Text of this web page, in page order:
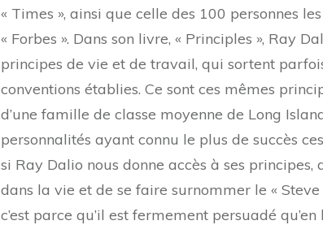
« Times », ainsi que celle des 100 personnes
« Forbes ». Dans son livre, « Principles », Ray
principes de vie et de travail, qui sortent
conventions établies. Ce sont ces mêmes
d’une famille de classe moyenne de Long
personnalités ayant connu le plus de succès
si Ray Dalio nous donne accès à ses
dans la vie et de se faire surnommer le « Steve
c’est parce qu’il est fermement persuadé